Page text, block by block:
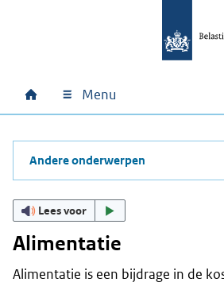
Hoofdnavigatie
Home Menu
Andere onderwerpen
Lees voor
Alimentatie
Alimentatie is een bijdrage in de